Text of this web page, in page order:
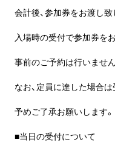
会計後、参加券をお渡し致
入場時の受付で参加券を
事前のご予約は行いません
なお、定員に達した場合
予めご了承お願いします。
■当日の受付について